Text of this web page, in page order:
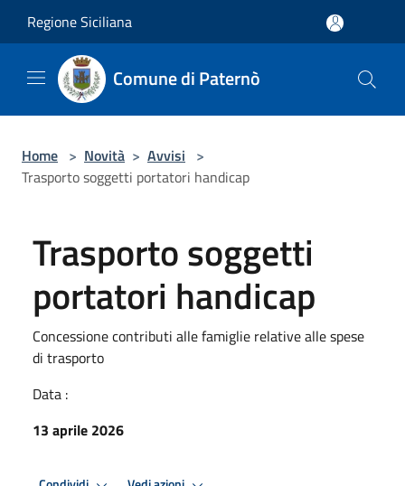
Regione Siciliana
Comune di Paternò
Home > Novità > Avvisi >
Trasporto soggetti portatori handicap
Trasporto soggetti
portatori handicap
Concessione contributi alle famiglie relative alle spese
di trasporto
Data :
13 aprile 2026